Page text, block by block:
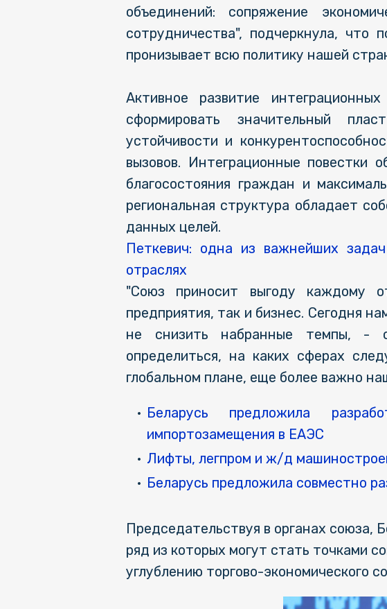
объединений: сопряжение
сотрудничества", подчеркнула, что
пронизывает всю политику нашей
Активное развитие
сформировать значительный
устойчивости и
вызовов. Интеграционные повестки
благосостояния граждан и
региональная структура обладает
данных целей.
Петкевич: одна из важнейших
отраслях
"Союз приносит выгоду каждому
предприятия, так и бизнес. Сегодня
не снизить набранные темпы, -
определиться, на каких сферах
глобальном плане, еще более важно
Беларусь предложила
импортозамещения в ЕАЭС
Лифты, легпром и ж/д
Беларусь предложила совместно
Председательствуя в органах союза,
ряд из которых могут стать точками
углублению торгово-экономического